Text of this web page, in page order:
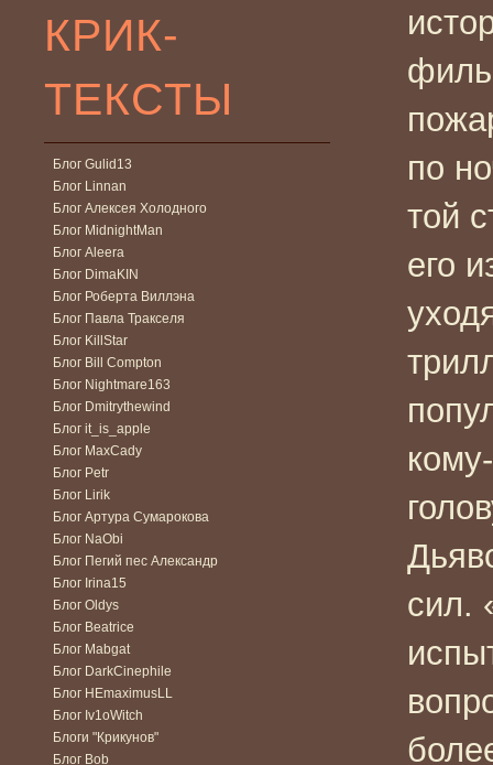
КРИК-
ТЕКСТЫ
Блог Gulid13
Блог Linnan
Блог Алексея Холодного
Блог MidnightMan
Блог Aleera
Блог DimaKIN
Блог Роберта Виллэна
Блог Павла Тракселя
Блог KillStar
Блог Bill Compton
Блог Nightmare163
Блог Dmitrythewind
Блог it_is_apple
Блог MaxCady
Блог Petr
Блог Lirik
Блог Артура Сумарокова
Блог NaObi
Блог Пегий пес Александр
Блог Irina15
Блог Oldys
Блог Beatrice
Блог Mabgat
Блог DarkCinephile
Блог HEmaximusLL
Блог Iv1oWitch
Блоги "Крикунов"
Блог Bob
по
той
его
сил.